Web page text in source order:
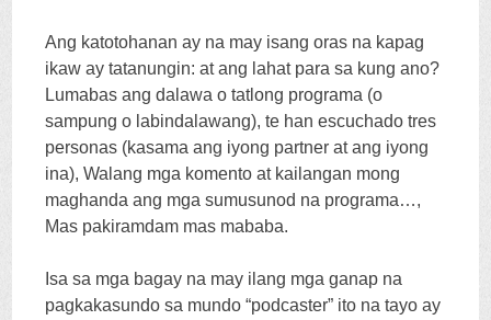
Ang katotohanan ay na may isang oras na kapag
ikaw ay tatanungin: at ang lahat para sa kung ano?
Lumabas ang dalawa o tatlong programa (o
sampung o labindalawang),te han escuchado tres
personas (kasama ang iyong partner at ang iyong
ina), Walang mga komento at kailangan mong
maghanda ang mga sumusunod na programa…,
Mas pakiramdam mas mababa.
Isa sa mga bagay na may ilang mga ganap na
pagkakasundo sa mundo “podcaster” ito na tayo ay